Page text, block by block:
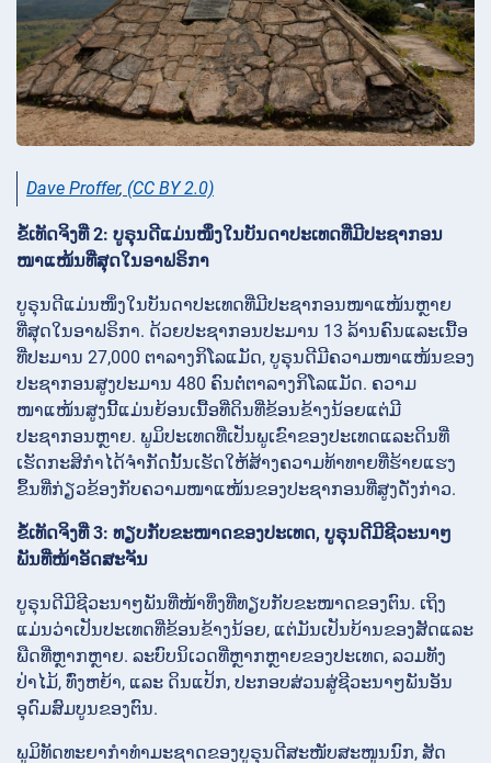
Dave Proffer, (CC BY 2.0)
ຂໍ້ເທັດຈິງທີ່ 2: ບູຣຸນດີແມ່ນໜຶ່ງໃນບັນດາປະເທດທີ່ມີປະຊາກອນ
ໜາແໜ້ນທີ່ສຸດໃນອາຟຣິກາ
ບູຣຸນດີແມ່ນໜຶ່ງໃນບັນດາປະເທດທີ່ມີປະຊາກອນໜາແໜ້ນຫຼາຍ
ທີ່ສຸດໃນອາຟຣິກາ. ດ້ວຍປະຊາກອນປະມານ 13 ລ້ານຄົນແລະເນື້ອ
ທີ່ປະມານ 27,000 ຕາລາງກິໂລແມັດ, ບູຣຸນດີມີຄວາມໜາແໜ້ນຂອງ
ປະຊາກອນສູງປະມານ 480 ຄົນຕໍ່ຕາລາງກິໂລແມັດ. ຄວາມ
ໜາແໜ້ນສູງນີ້ແມ່ນຍ້ອນເນື້ອທີ່ດິນທີ່ຂ້ອນຂ້າງນ້ອຍແຕ່ມີ
ປະຊາກອນຫຼາຍ. ພູມິປະເທດທີ່ເປັນພູເຂົາຂອງປະເທດແລະດິນທີ່
ເຮັດກະສິກຳໄດ້ຈຳກັດນັ້ນເຮັດໃຫ້ສ້າງຄວາມທ້າທາຍທີ່ຮ້າຍແຮງ
ຂຶ້ນທີ່ກ່ຽວຂ້ອງກັບຄວາມໜາແໜ້ນຂອງປະຊາກອນທີ່ສູງດັ່ງກ່າວ.
ຂໍ້ເທັດຈິງທີ່ 3: ທຽບກັບຂະໜາດຂອງປະເທດ, ບູຣຸນດີມີຊີວະນາໆ
ພັນທີ່ໜ້າອັດສະຈັນ
ບູຣຸນດີມີຊີວະນາໆພັນທີ່ໜ້າທຶ່ງທີ່ທຽບກັບຂະໜາດຂອງຕົນ. ເຖິງ
ແມ່ນວ່າເປັນປະເທດທີ່ຂ້ອນຂ້າງນ້ອຍ, ແຕ່ມັນເປັນບ້ານຂອງສັດແລະ
ພືດທີ່ຫຼາກຫຼາຍ. ລະບົບນິເວດທີ່ຫຼາກຫຼາຍຂອງປະເທດ, ລວມທັງ
ປ່າໄມ້, ທົ່ງຫຍ້າ, ແລະ ດິນແປ້ກ, ປະກອບສ່ວນສູ່ຊີວະນາໆພັນອັນ
ອຸດົມສົມບູນຂອງຕົນ.
ພູມິທັດທະຍາກຳທໍາມະຊາດຂອງບູຣຸນດີສະໜັບສະໜູນນົກ, ສັດ